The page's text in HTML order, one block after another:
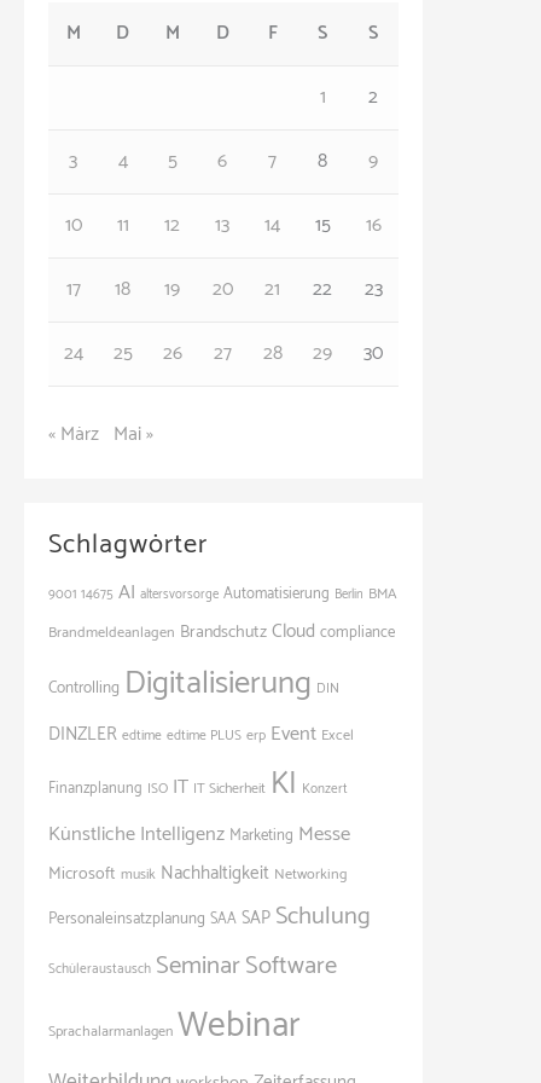
M
D M D F S
S
1
2
3
4 5 6 7 8
9
10
11 12 13 14 15
16
17
18 19 20 21 22
23
24
25 26 27 28 29 30
« März Mai »
Schlagwörter
9001 14675 AI altersvorsorge Automatisierung Berlin BMA
Brandmeldeanlagen BrandschutzCloud compliance
Controlling Digitalisierung DIN
DINZLER edtime edtime PLUS erp Event Excel
Finanzplanung ISO IT IT Sicherheit KI Konzert
Künstliche Intelligenz Marketing Messe
Microsoft musik Nachhaltigkeit Networking
Personaleinsatzplanung SAASAP Schulung
Schüleraustausch SeminarSoftware
Sprachalarmanlagen Webinar